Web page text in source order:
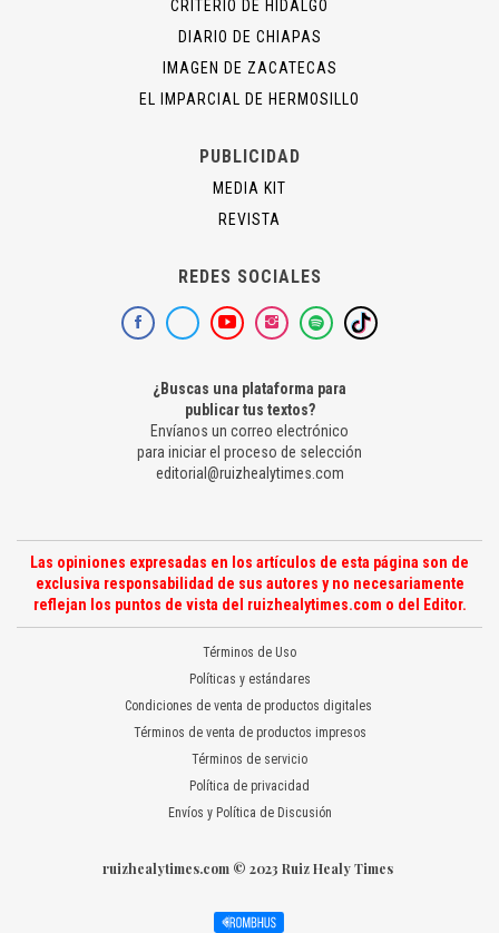
CRITERIO DE HIDALGO
DIARIO DE CHIAPAS
IMAGEN DE ZACATECAS
EL IMPARCIAL DE HERMOSILLO
PUBLICIDAD
MEDIA KIT
REVISTA
REDES SOCIALES
¿Buscas una plataforma para
publicar tus textos?
Envíanos un correo electrónico
para iniciar el proceso de selección
editorial@ruizhealytimes.com
Las opiniones expresadas en los artículos de esta página son de
exclusiva responsabilidad de sus autores y no necesariamente
reflejan los puntos de vista del ruizhealytimes.com o del Editor.
Términos de Uso
Políticas y estándares
Condiciones de venta de productos digitales
Términos de venta de productos impresos
Términos de servicio
Política de privacidad
Envíos y Política de Discusión
ruizhealytimes.com © 2023 Ruiz Healy Times